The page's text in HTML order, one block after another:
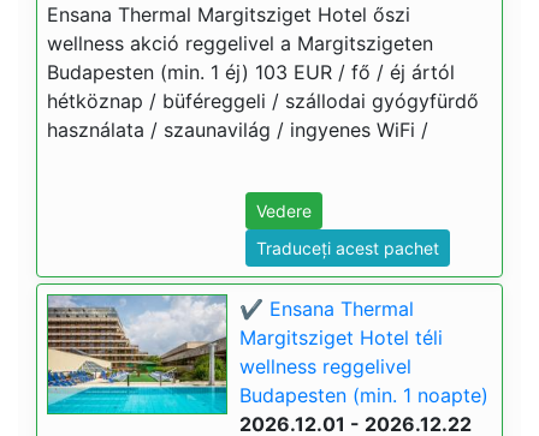
Ensana Thermal Margitsziget Hotel őszi
wellness akció reggelivel a Margitszigeten
Budapesten (min. 1 éj) 103 EUR / fő / éj ártól
hétköznap / büféreggeli / szállodai gyógyfürdő
használata / szaunavilág / ingyenes WiFi /
Vedere
Traduceți acest pachet
✔️ Ensana Thermal
Margitsziget Hotel téli
wellness reggelivel
Budapesten (min. 1 noapte)
2026.12.01 - 2026.12.22